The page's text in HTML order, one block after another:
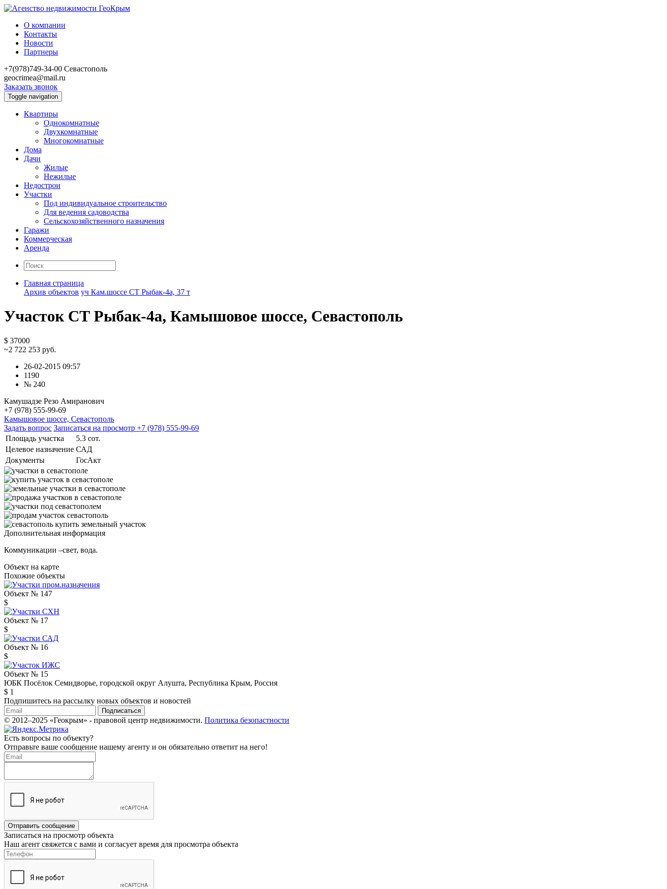
О компании
Контакты
Новости
Партнеры
+7(978)749-34-00 Севастополь
geocrimea@mail.ru
Заказать звонок
Toggle navigation
Квартиры
Однокомнатные
Двухкомнатные
Многокомнатные
Дома
Дачи
Жилые
Нежилые
Недострои
Участки
Под индивидуальное строительство
Для ведения садоводства
Сельскохозяйственного назначения
Гаражи
Коммерческая
Аренда
Главная страница
Архив объектов уч Кам.шоссе СТ Рыбак-4а, 37 т
Участок СТ Рыбак-4а, Камышовое шоссе, Севастополь
$ 37000
~2 722 253 руб.
26-02-2015 09:57
1190
№ 240
Камушадзе Резо Амиранович
+7 (978) 555-99-69
Камышовое шоссе, Севастополь
Задать вопрос Записаться на просмотр +7 (978) 555-99-69
Площадь участка
5.3 сот.
Целевое назначение САД
Документы
ГосАкт
Дополнительная информация
Коммуникации –свет, вода.
Объект на карте
Похожие объекты
Объект № 147
$
Объект № 17
$
Объект № 16
$
Объект № 15
ЮБК Посёлок Семидворье, городской округ Алушта, Республика Крым, Россия
$ 1
Подпишитесь на рассылку новых объектов и новостей
Подписаться
© 2012–2025 «Геокрым» - правовой центр недвижимости. Политика безопастности
Есть вопросы по объекту?
Отправьте ваше сообщение нашему агенту и он обязательно ответит на него!
Отправить сообщение
Записаться на просмотр объекта
Наш агент свяжется с вами и согласует время для просмотра объекта